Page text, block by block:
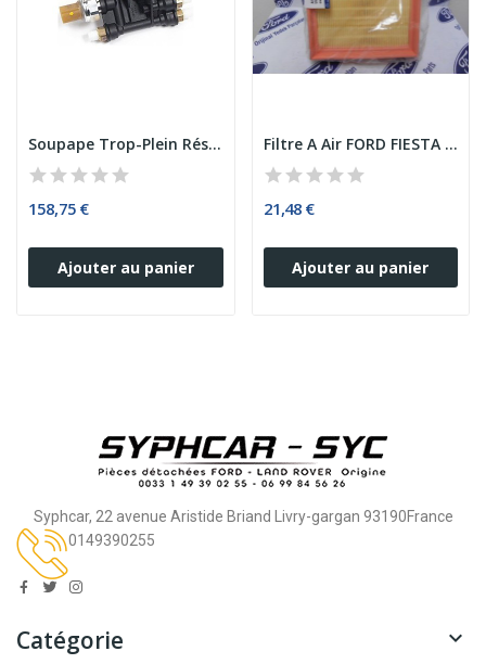
Soupape Trop-Plein Réservoir D'air RANGE ROVRE...
158,75 €
Ajouter au panier
Filtre A Air FORD FIESTA B-MAX ECOSPORT
21,48 €
Ajouter au panier
Syphcar, 22 avenue Aristide Briand Livry-gargan 93190France
0149390255
Catégorie 